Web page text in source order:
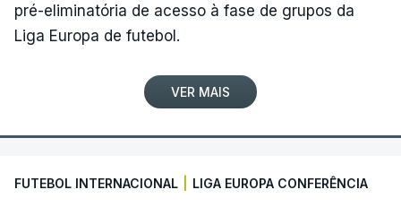
pré-eliminatória de acesso à fase de grupos da
Liga Europa de futebol.
VER MAIS
FUTEBOL INTERNACIONAL LIGA EUROPA CONFERÊNCIA